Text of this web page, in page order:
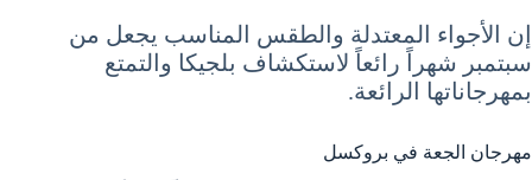
إن الأجواء المعتدلة والطقس المناسب يجعل من
سبتمبر شهراً رائعاً لاستكشاف بلجيكا والتمتع
بمهرجاناتها الرائعة.
مهرجان الجعة في بروكسل